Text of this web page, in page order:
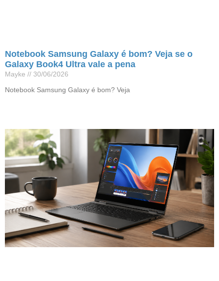
Notebook Samsung Galaxy é bom? Veja se o
Galaxy Book4 Ultra vale a pena
Mayke
30/06/2026
Notebook Samsung Galaxy é bom? Veja